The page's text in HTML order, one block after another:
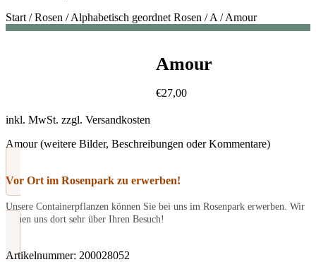
Start /Rosen /Alphabetisch geordnet Rosen /A /Amour
Amour
€27,00
inkl. MwSt. zzgl. Versandkosten
Amour (weitere Bilder, Beschreibungen oder Kommentare)
Vor Ort im Rosenpark zu erwerben!
Unsere Containerpflanzen können Sie bei uns im Rosenpark erwerben. Wir
freuen uns dort sehr über Ihren Besuch!
Artikelnummer: 200028052